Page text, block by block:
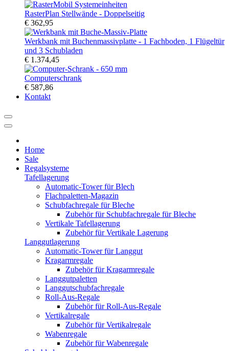
RasterPlan Stellwände - Doppelseitig
€ 362,95
Werkbank mit Buchenmassivplatte - 1 Fachboden, 1 Flügeltür
und 3 Schubladen
€ 1.374,45
Computerschrank
€ 587,86
Kontakt
Home
Sale
Regalsysteme
Tafellagerung
Automatic-Tower für Blech
Flachpaletten-Magazin
Schubfachregale für Bleche
Zubehör für Schubfachregale für Bleche
Vertikale Tafellagerung
Zubehör für Vertikale Lagerung
Langgutlagerung
Automatic-Tower für Langgut
Kragarmregale
Zubehör für Kragarmregale
Langgutpaletten
Langgutschubfachregale
Roll-Aus-Regale
Zubehör für Roll-Aus-Regale
Vertikalregale
Zubehör für Vertikalregale
Wabenregale
Zubehör für Wabenregale